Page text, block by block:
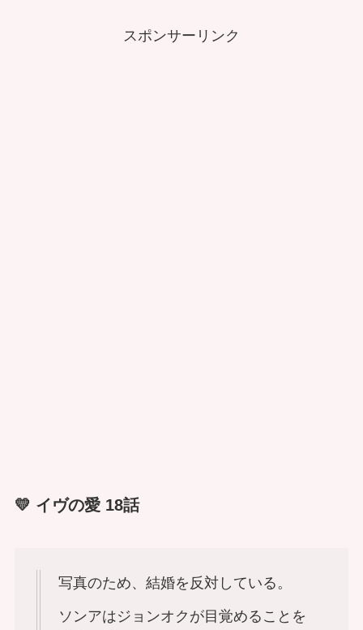
スポンサーリンク
💛 イヴの愛 18話
写真のため、結婚を反対している。
ソンアはジョンオクが目覚めることを